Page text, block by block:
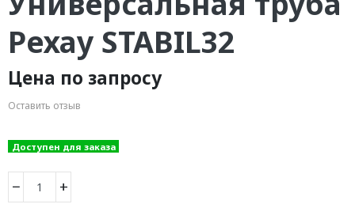
Рехау STABIL32
Цена по запросу
Оставить отзыв
Доступен для заказа
− +